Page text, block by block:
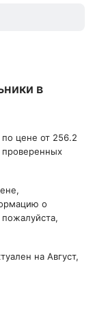
в
цене от 256.2
о
на Август,